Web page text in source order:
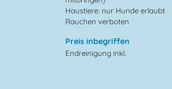
Haustiere: nur Hunde erlaubt
Rauchen verboten
Preis inbegriffen
Endreinigung inkl.